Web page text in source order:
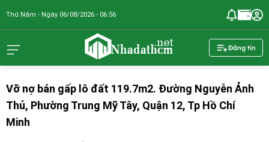
Thứ Năm - Ngày 06/08/2026 - 06:56
Đăng tin
Vỡ nợ bán gấp lô đất 119.7m2. Đường Nguyễn Ảnh
Thủ, Phường Trung Mỹ Tây, Quận 12, Tp Hồ Chí
Minh